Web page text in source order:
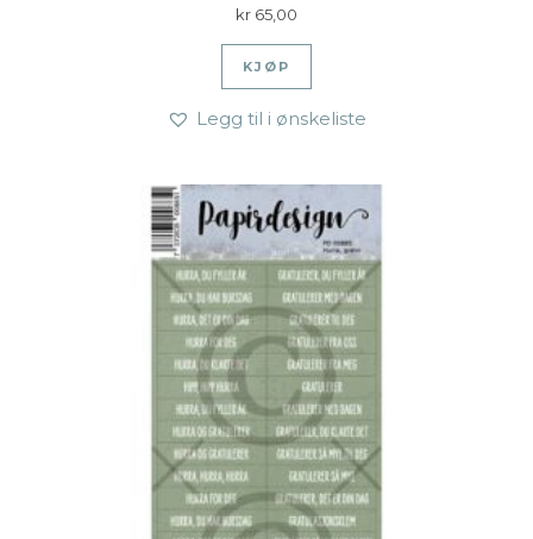
kr 65,00
KJØP
Legg til i ønskeliste